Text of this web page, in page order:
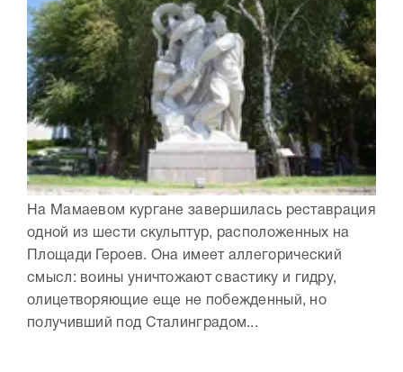
На Мамаевом кургане завершилась реставрация
одной из шести скульптур, расположенных на
Площади Героев. Она имеет аллегорический
смысл: воины уничтожают свастику и гидру,
олицетворяющие еще не побежденный, но
получивший под Сталинградом...